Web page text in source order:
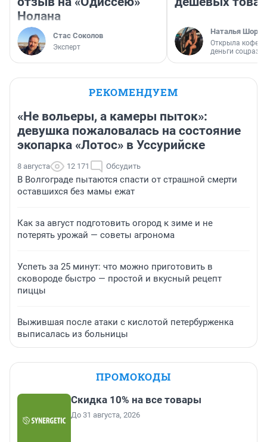
Нолана
Стас Соколов
Эксперт
Наталья
Открыла
деньги
РЕКОМЕНДУЕМ
«Не вольеры, а камеры пыток»:
девушка пожаловалась на состояние
экопарка «Лотос» в Уссурийске
8 августа 12 171 Обсудить
В Волгограде пытаются спасти от страшной смерти
оставшихся без мамы ежат
Как за август подготовить огород к зиме и не
потерять урожай — советы агронома
Успеть за 25 минут: что можно приготовить в
сковороде быстро — простой и вкусный рецепт
пиццы
Выжившая после атаки с кислотой петербурженка
выписалась из больницы
ПРОМОКОДЫ
Скидка 10% на все товары
До 31 августа, 2026